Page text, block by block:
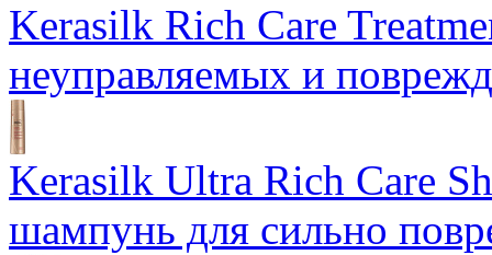
Kerasilk Rich Care
неуправляемых и
Kerasilk Ultra Rich Care
шампунь для сильно